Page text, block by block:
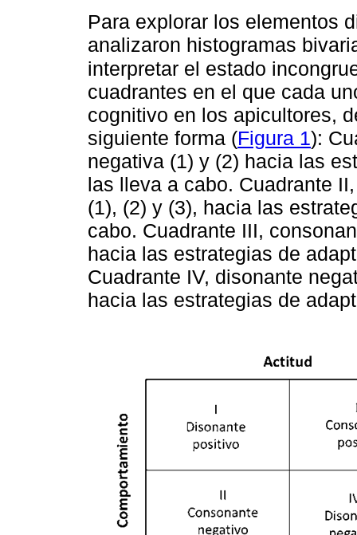
Para explorar los elementos
analizaron histogramas
interpretar el estado
cuadrantes en el que cada
cognitivo en los apicultores,
siguiente forma (Figura 1):
negativa (1) y (2) hacia las
las lleva a cabo. Cuadrante
(1), (2) y (3), hacia las
cabo. Cuadrante III,
hacia las estrategias de
Cuadrante IV, disonante
hacia las estrategias de